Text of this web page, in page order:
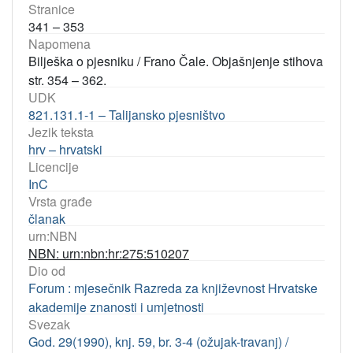
Stranice
341 – 353
Napomena
Bilješka o pjesniku / Frano Čale. Objašnjenje stihova
str. 354 – 362.
UDK
821.131.1-1 – Talijansko pjesništvo
Jezik teksta
hrv – hrvatski
Licencije
InC
Vrsta građe
članak
urn:NBN
NBN: urn:nbn:hr:275:510207
Dio od
Forum : mjesečnik Razreda za književnost Hrvatske
akademije znanosti i umjetnosti
Svezak
God. 29(1990), knj. 59, br. 3-4 (ožujak-travanj) /